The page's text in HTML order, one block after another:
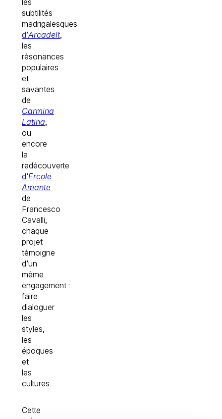
les
subtilités
madrigalesques
d’Arcadelt,
les
résonances
populaires
et
savantes
de
Carmina
Latina,
ou
encore
la
redécouverte
d’Ercole
Amante
de
Francesco
Cavalli,
chaque
projet
témoigne
d’un
même
engagement :
faire
dialoguer
les
styles,
les
époques
et
les
cultures.
Cette